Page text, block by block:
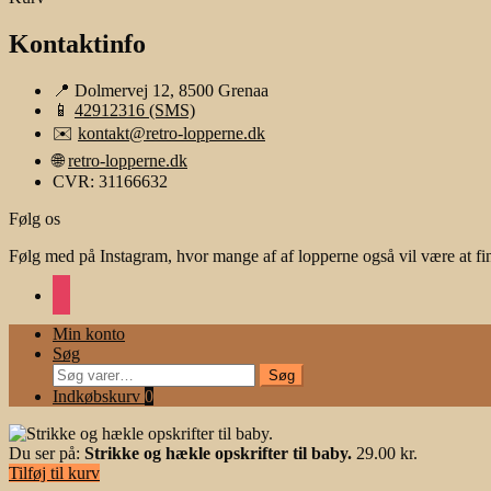
Kontaktinfo
📍 Dolmervej 12, 8500 Grenaa
📱 42912316 (SMS)
✉️ kontakt@retro-lopperne.dk
🌐retro-lopperne.dk
CVR: 31166632
Følg os
Følg med på Instagram, hvor mange af af lopperne også vil være at
Min konto
Søg
Søg
efter:
Søg
Indkøbskurv 0
Du ser på: Strikke og hækle opskrifter til baby. 29.00 kr.
Tilføj til kurv